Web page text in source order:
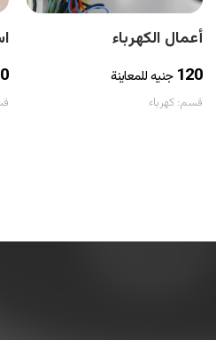
أعمال الكهرباء
120 جنيه للمعاينة
قسم: كهرباء